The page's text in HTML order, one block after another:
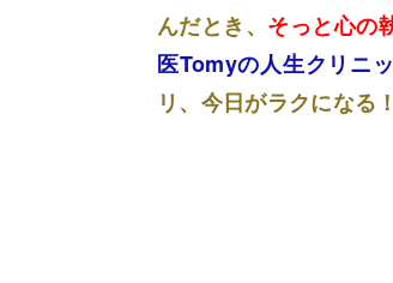
んだとき、 そっと心の
医Tomyの人生クリニッ
リ、今日がラクになる！